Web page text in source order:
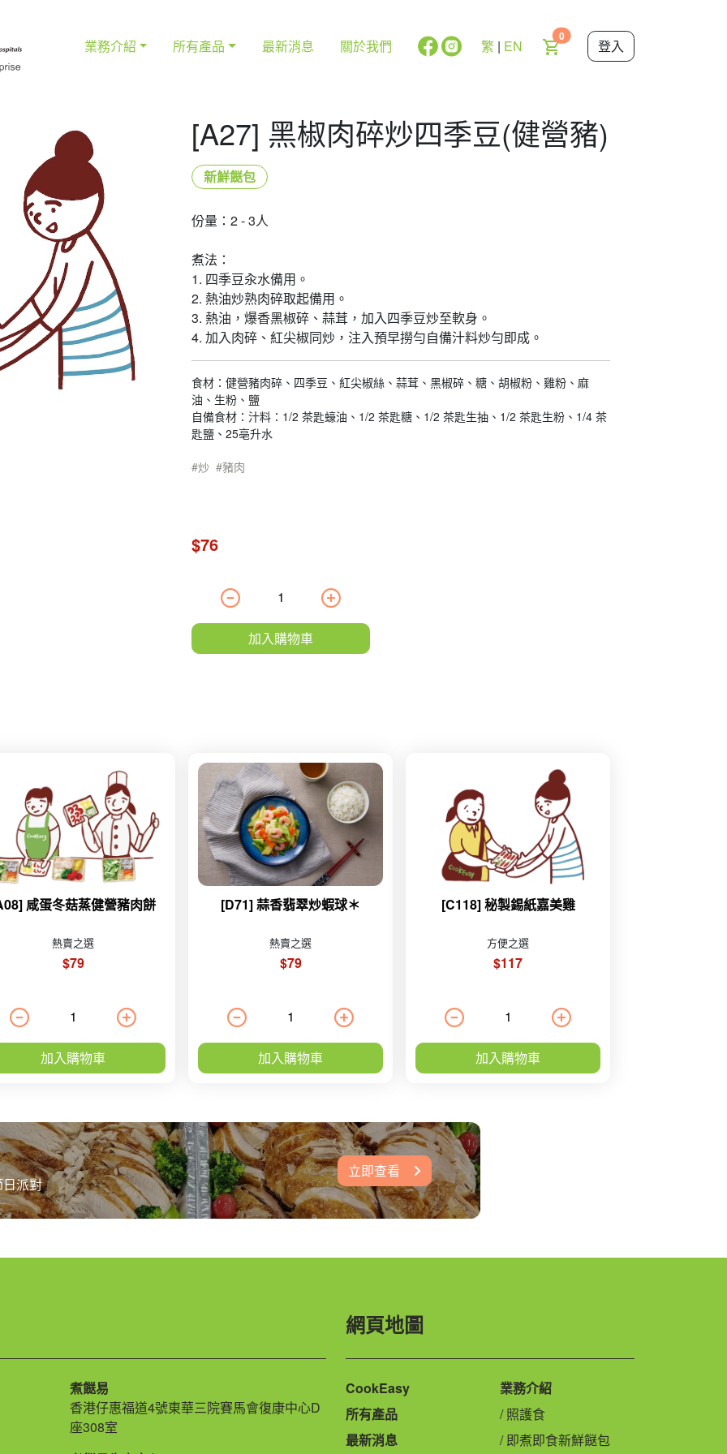
繁 | EN
0
登入
業務介紹 所有產品 最新消息 關於我們
[A27] 黑椒肉碎炒四季豆(健營豬)
新鮮餸包
份量：2 - 3人
煮法：
1. 四季豆汆水備用。
2. 熱油炒熟肉碎取起備用。
3. 熱油，爆香黑椒碎、蒜茸，加入四季豆炒至軟身。
4. 加入肉碎、紅尖椒同炒，注入預早撈勻自備汁料炒勻即成。
食材：健營豬肉碎、四季豆、紅尖椒絲、蒜茸、黑椒碎、糖、胡椒粉、雞粉、麻
油、生粉、鹽
自備食材：汁料：1/2 茶匙蠔油、1/2 茶匙糖、1/2 茶匙生抽、1/2 茶匙生粉、1/4 茶
匙鹽、25亳升水
炒 豬肉
$76
加入購物車
咸蛋冬菇蒸健營豬肉餅
熱賣之選
$79
加入購物車
[D71] 蒜香翡翠炒蝦球＊
熱賣之選
$79
加入購物車
[C118] 秘製錫紙嘉美雞
方便之選
$117
加入購物車
派對
立即查看
煮餸易
香港仔惠福道4號東華三院賽馬會復康中心D
座308室
網頁地圖
CookEasy
所有產品
最新消息
業務介紹
照護食
即煮即食新鮮餸包